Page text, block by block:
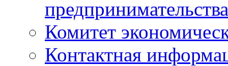
предпринимательства
Комитет
Контактная